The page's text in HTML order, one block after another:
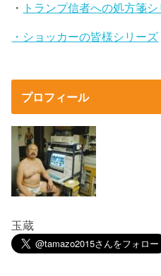
・ トランプ信者への処方箋
・ショッカーの皆様シリーズ
プロフィール
玉蔵